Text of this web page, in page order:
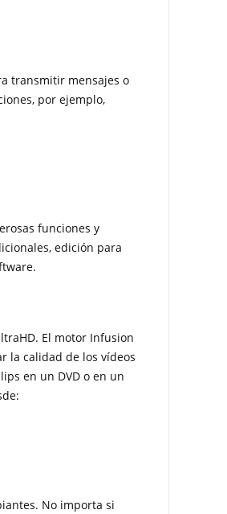
transmitir mensajes o
por ejemplo,
funciones y
edición para
El motor Infusion
la calidad de los vídeos
en un DVD o en un
No importa si